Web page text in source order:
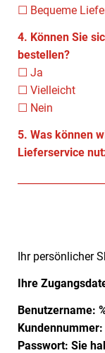
☐ Bequeme
4. Können Sie
bestellen?
☐ Ja
☐ Vielleicht
☐ Nein
5. Was können
Lieferservice
Ihr persönlicher
Ihre
Benutzername:
Passwort: Sie